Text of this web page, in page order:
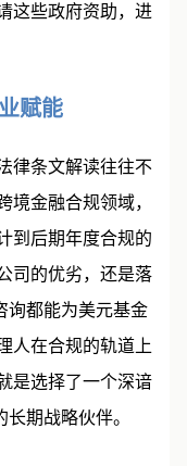
这些政府资助，进
赋能
律条文解读往往不
境金融合规领域，
到后期年度合规的
司的优劣，还是落
询都能为美元基金
人在合规的轨道上
是选择了一个深谙
期战略伙伴。